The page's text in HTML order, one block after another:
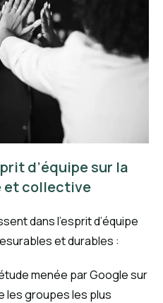
d’équipe sur la
et collective
dans l’esprit d’équipe
et durables :
menée par Google sur
les groupes les plus